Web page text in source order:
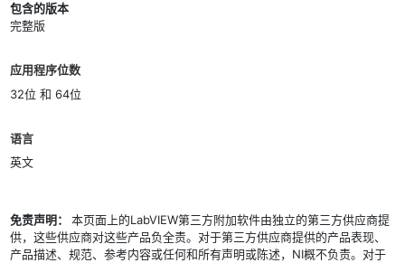
包含的版本
完整版
应用程序位数
32位 和 64位
语言
英文
免责声明：本页面上的LabVIEW第三方附加软件由独立的第三方供应商提
供，这些供应商对这些产品负全责。对于第三方供应商提供的产品表现、
产品描述、规范、参考内容或任何和所有声明或陈述，NI概不负责。对于